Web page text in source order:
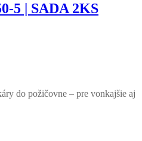
5 | SADA 2KS
do požičovne – pre vonkajšie aj